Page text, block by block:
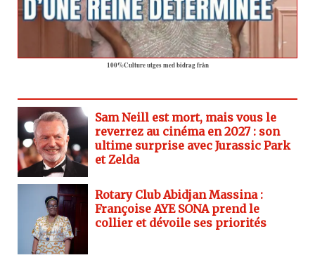
100%Culture utges med bidrag från
Sam Neill est mort, mais vous le
reverrez au cinéma en 2027 : son
ultime surprise avec Jurassic Park
et Zelda
Rotary Club Abidjan Massina :
Françoise AYE SONA prend le
collier et dévoile ses priorités